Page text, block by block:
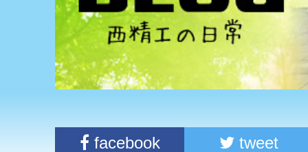
facebook tweet